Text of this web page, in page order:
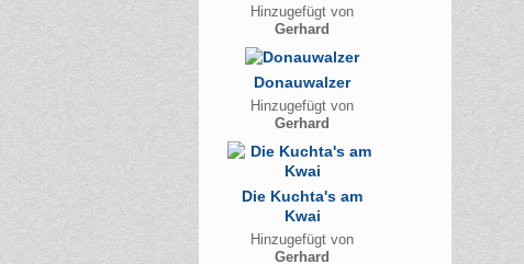
Hinzugefügt von
Gerhard
Donauwalzer
Hinzugefügt von
Gerhard
Die Kuchta's am
Kwai
Hinzugefügt von
Gerhard